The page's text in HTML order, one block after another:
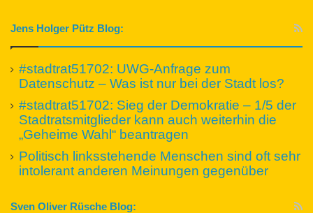
Jens Holger Pütz Blog:
#stadtrat51702: UWG-Anfrage zum
Datenschutz – Was ist nur bei der Stadt los?
#stadtrat51702: Sieg der Demokratie – 1/5 der
Stadtratsmitglieder kann auch weiterhin die
„Geheime Wahl“ beantragen
Politisch linksstehende Menschen sind oft sehr
intolerant anderen Meinungen gegenüber
Sven Oliver Rüsche Blog: